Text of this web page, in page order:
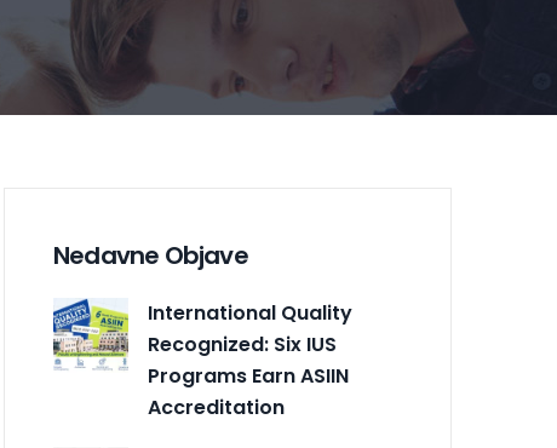
Nedavne Objave
International Quality
Recognized: Six IUS
Programs Earn ASIIN
Accreditation